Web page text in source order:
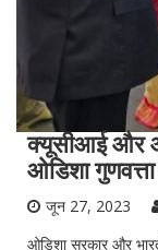
क्यूसीआई और
ओडिशा
जून 27, 2023
ओडिशा सरकार और